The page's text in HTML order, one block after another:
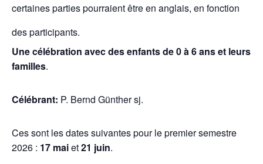
certaines parties pourraient être en anglais, en fonction
des participants.
Une célébration avec des enfants de 0 à 6 ans et leurs
familles.
Célébrant: P. Bernd Günther sj.
Ces sont les dates suivantes pour le premier semestre
2026 : 17 maiet21 juin.